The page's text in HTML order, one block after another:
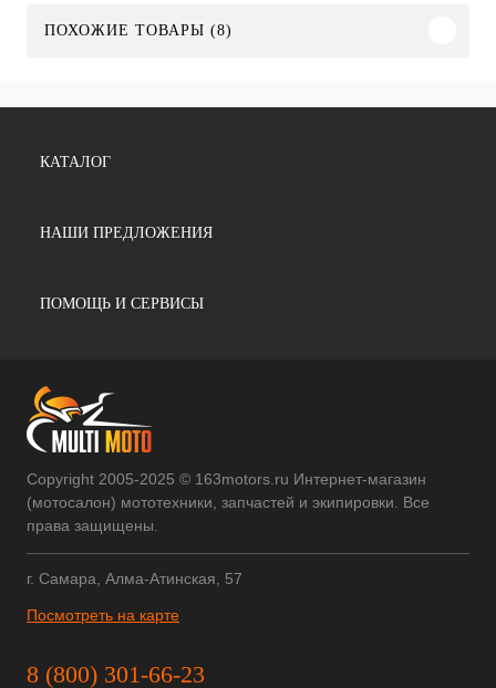
ПОХОЖИЕ ТОВАРЫ (8)
КАТАЛОГ
НАШИ ПРЕДЛОЖЕНИЯ
ПОМОЩЬ И СЕРВИСЫ
Copyright 2005-2025 © 163motors.ru Интернет-магазин
(мотосалон) мототехники, запчастей и экипировки. Все
права защищены.
г. Самара, Алма-Атинская, 57
Посмотреть на карте
8 (800) 301-66-23